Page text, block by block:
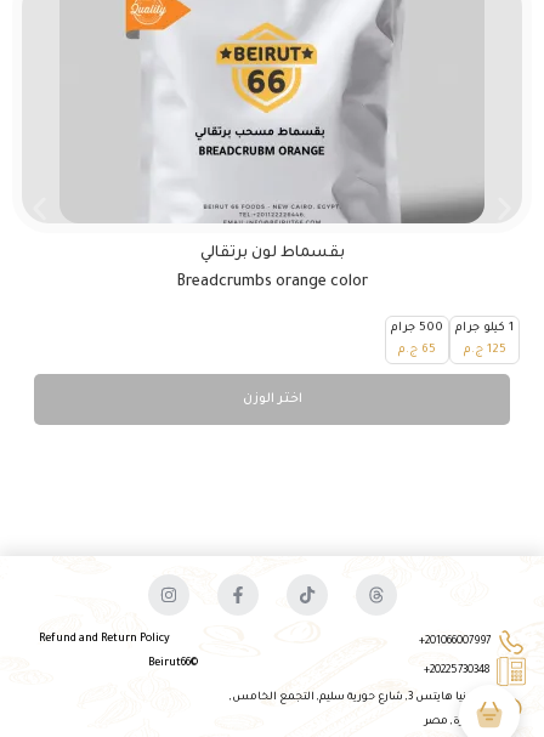
بقسماط لون برتقالي
Breadcrumbs orange color
1 كيلو جرام
125 ج.م
500 جرام
65 ج.م
اختر الوزن
Refund and Return Policy
©Beirut66
201066007997+
20225730348+
جاردينيا هايتس 3, شارع حورية سليم, التجمع الخامس,
القاهرة, مصر​